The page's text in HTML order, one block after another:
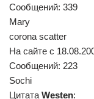
Сообщений: 339
Mary
corona scatter
На сайте c
Сообщений: 223
Sochi
Цитата Westen: